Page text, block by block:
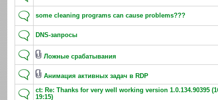
some cleaning programs can cause problems???
DNS-запросы
Ложные срабатывания
Анимация активных задач в RDP
ct: Re: Thanks for very well working version 1.0.134.90395
19:15)